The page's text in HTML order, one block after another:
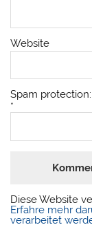
Website
Spam protection:
*
Diese Website
Erfahre mehr
verarbeitet